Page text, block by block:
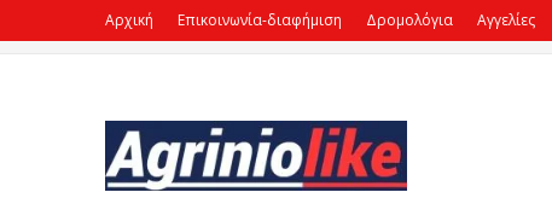
Αρχική Επικοινωνία-διαφήμιση Δρομολόγια Αγγελίες